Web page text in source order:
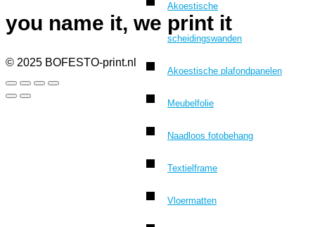
Akoestische
scheidingswanden
Akoestische plafondpanelen
Meubelfolie
Naadloos fotobehang
Textielframe
Vloermatten
you name it, we print it
© 2025 BOFESTO-print.nl